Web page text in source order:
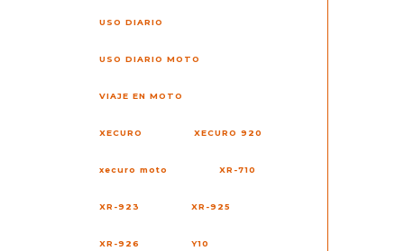
USO DIARIO
USO DIARIO MOTO
VIAJE EN MOTO
XECURO XECURO 920
xecuro moto XR-710
XR-923 XR-925
XR-926 Y10